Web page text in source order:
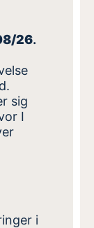
26.
sig
I
i